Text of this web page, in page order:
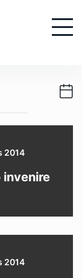
2014
invenire
2014